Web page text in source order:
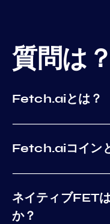
質問は？
Fetch.aiとは？
Fetch.aiコイン
ネイティブFET
か？